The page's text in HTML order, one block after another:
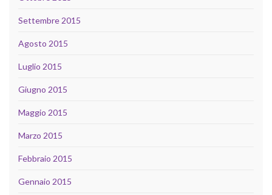
Settembre 2015
Agosto 2015
Luglio 2015
Giugno 2015
Maggio 2015
Marzo 2015
Febbraio 2015
Gennaio 2015